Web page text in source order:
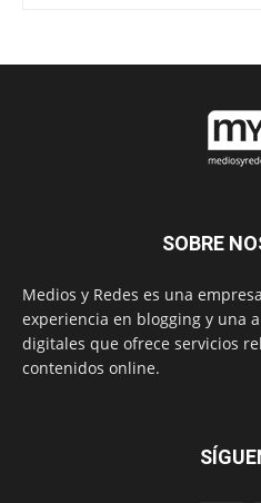
SOBRE
Medios y Redes es una
experiencia en blogging y una
digitales que ofrece servicios
contenidos online.